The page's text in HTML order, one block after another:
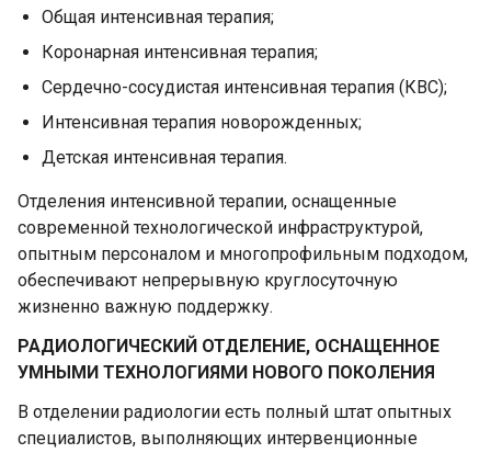
Общая интенсивная терапия;
Коронарная интенсивная терапия;
Сердечно-сосудистая интенсивная терапия (КВС);
Интенсивная терапия новорожденных;
Детская интенсивная терапия.
Отделения интенсивной терапии, оснащенные
современной технологической инфраструктурой,
опытным персоналом и многопрофильным подходом,
обеспечивают непрерывную круглосуточную
жизненно важную поддержку.
РАДИОЛОГИЧЕСКИЙ ОТДЕЛЕНИЕ, ОСНАЩЕННОЕ
УМНЫМИ ТЕХНОЛОГИЯМИ НОВОГО ПОКОЛЕНИЯ
В отделении радиологии есть полный штат опытных
специалистов, выполняющих интервенционные